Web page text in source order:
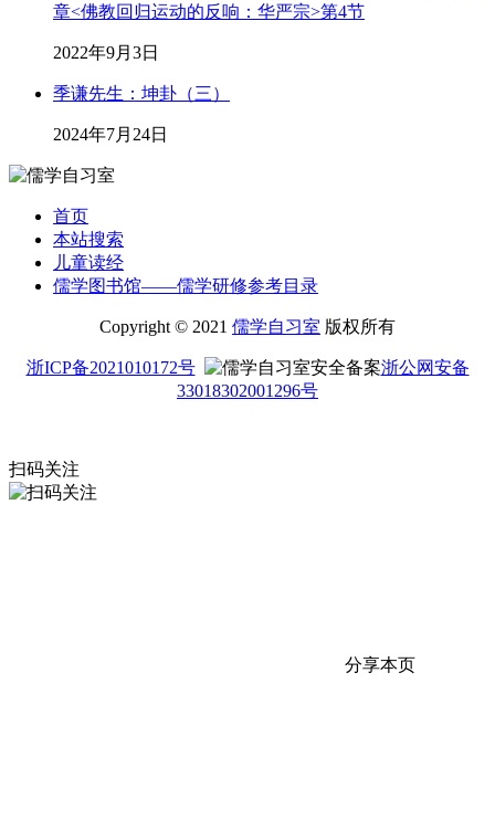
章<佛教回归运动的反响：华严宗>第4节
2022年9月3日
季谦先生：坤卦（三）
2024年7月24日
首页
本站搜索
儿童读经
儒学图书馆——儒学研修参考目录
Copyright © 2021 儒学自习室 版权所有
浙ICP备2021010172号
浙公网安备
33018302001296号
扫码关注
分享本页